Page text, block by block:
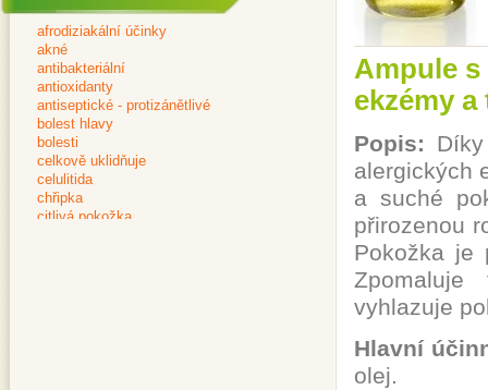
Ampule s
ekzémy
Popis:
alergických
a suché
přirozenou
Pokožka je
Zpomaluje
vyhlazuje
Hlavní
olej.